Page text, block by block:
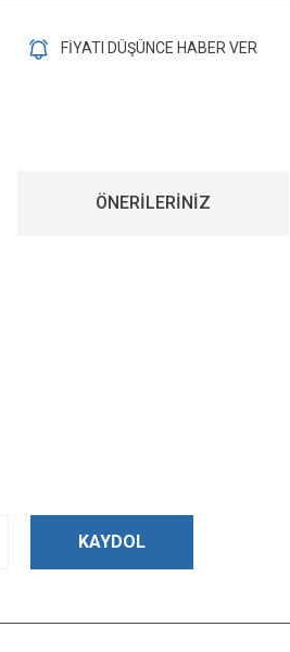
FİYATI DÜŞÜNCE HABER VER
ÖNERİLERİNİZ
KAYDOL